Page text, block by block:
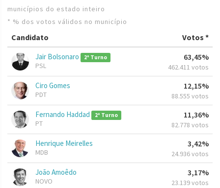
municípios do estado inteiro
* % dos votos válidos no município
Candidato Votos *
Jair Bolsonaro 2º Turno
PSL
63,45%
462.411 votos
Ciro Gomes
PDT
12,15%
88.555 votos
Fernando Haddad 2º Turno
PT
11,36%
82.778 votos
Henrique Meirelles
MDB
3,42%
24.936 votos
João Amoêdo
NOVO
3,17%
23.139 votos